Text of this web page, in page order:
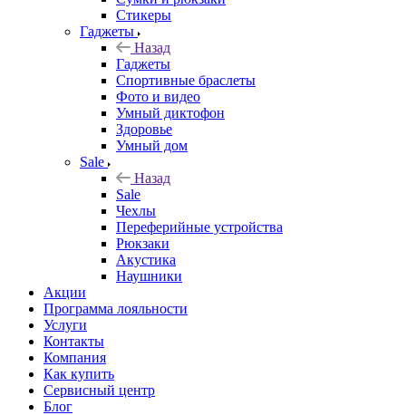
Стикеры
Гаджеты
Назад
Гаджеты
Спортивные браслеты
Фото и видео
Умный диктофон
Здоровье
Умный дом
Sale
Назад
Sale
Чехлы
Переферийные устройства
Рюкзаки
Акустика
Наушники
Акции
Программа лояльности
Услуги
Контакты
Компания
Как купить
Сервисный центр
Блог